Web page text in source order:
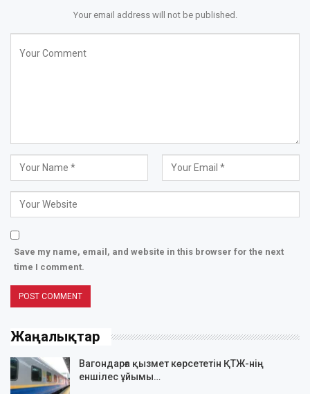
Your email address will not be published.
Save my name, email, and website in this browser for the next
time I comment.
Жаңалықтар
Вагондарға қызмет көрсететін ҚТЖ-нің
еншілес ұйымы…